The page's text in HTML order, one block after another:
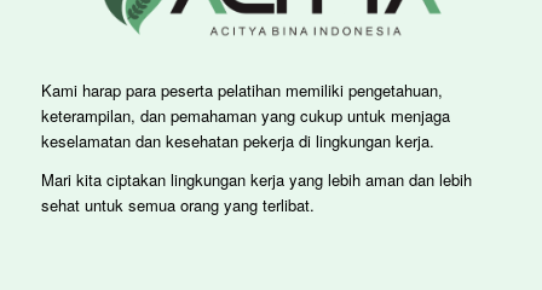
Kami harap para peserta pelatihan memiliki pengetahuan,
keterampilan, dan pemahaman yang cukup untuk menjaga
keselamatan dan kesehatan pekerja di lingkungan kerja.
Mari kita ciptakan lingkungan kerja yang lebih aman dan lebih
sehat untuk semua orang yang terlibat.